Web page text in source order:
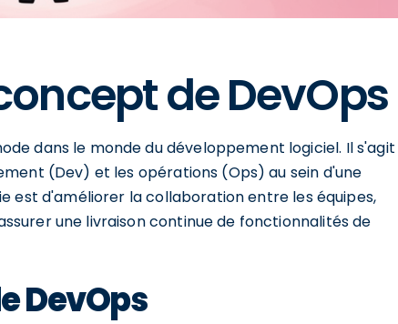
de DevOps
dans le monde du développement logiciel. Il s'agit
(Dev) et les opérations (Ops) au sein d'une
est d'améliorer la collaboration entre les équipes,
une livraison continue de fonctionnalités de
DevOps